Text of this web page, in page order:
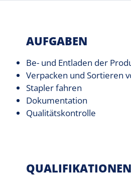
AUFGABEN
Be- und Entladen der
Verpacken und Sortieren
Stapler fahren
Dokumentation
Qualitätskontrolle
QUALIFIKATIONEN